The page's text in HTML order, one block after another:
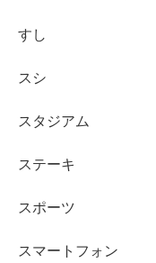
すし
スシ
スタジアム
ステーキ
スポーツ
スマートフォン